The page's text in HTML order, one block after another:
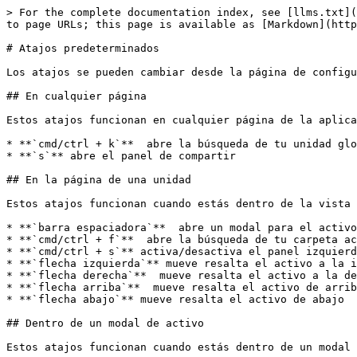
> For the complete documentation index, see
to page URLs; this page is available as
# Atajos predeterminados
Los atajos se pueden cambiar desde la página de
## En cualquier página
Estos atajos funcionan en cualquier página de la
* **`cmd/ctrl + k`**  abre la búsqueda de tu unidad
* **`s`** abre el panel de compartir
## En la página de una unidad
Estos atajos funcionan cuando estás dentro de la
* **`barra espaciadora`**  abre un modal para el
* **`cmd/ctrl + f`**  abre la búsqueda de tu carpeta
* **`cmd/ctrl + s`** activa/desactiva el panel
* **`flecha izquierda`** mueve resalta el activo a la
* **`flecha derecha`**  mueve resalta el activo a la
* **`flecha arriba`**  mueve resalta el activo de
* **`flecha abajo`** mueve resalta el activo de abajo
## Dentro de un modal de activo
Estos atajos funcionan cuando estás dentro de un